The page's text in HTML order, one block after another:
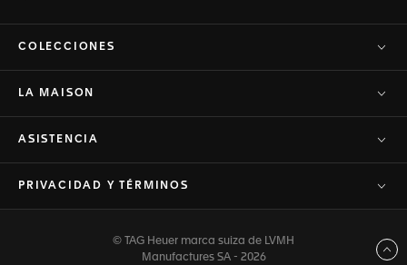
COLECCIONES
LA MAISON
ASISTENCIA
PRIVACIDAD Y TÉRMINOS
© TAG Heuer marca suiza de LVMH
Manufactures SA - 2026
Volver arriba